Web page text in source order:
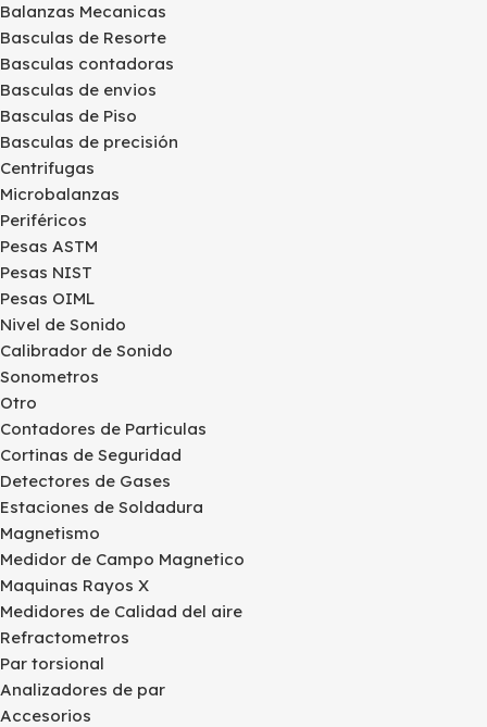
Balanzas Mecanicas
Basculas de Resorte
Basculas contadoras
Basculas de envios
Basculas de Piso
Basculas de precisión
Centrifugas
Microbalanzas
Periféricos
Pesas ASTM
Pesas NIST
Pesas OIML
Nivel de Sonido
Calibrador de Sonido
Sonometros
Otro
Contadores de Particulas
Cortinas de Seguridad
Detectores de Gases
Estaciones de Soldadura
Magnetismo
Medidor de Campo Magnetico
Maquinas Rayos X
Medidores de Calidad del aire
Refractometros
Par torsional
Analizadores de par
Accesorios